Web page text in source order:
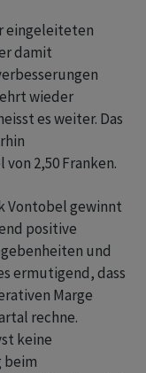
eingeleiteten
damit
wieder
es weiter. Das
2,50 Franken.
Vontobel gewinnt
positive
und
ermutigend, dass
Marge
rechne.
keine
beim